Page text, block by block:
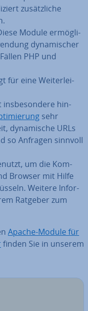
zu­sätz­li­che
Module er­mög­li­
dy­na­mi­scher
PHP und
für eine Wei­ter­lei­
ins­be­son­de­re hin­
sehr
dy­na­mi­sche URLs
so Anfragen sinnvoll
um die Kom­
Browser mit Hilfe
Weitere In­for­
Ratgeber zum
Apache-Module für
finden Sie in unserem